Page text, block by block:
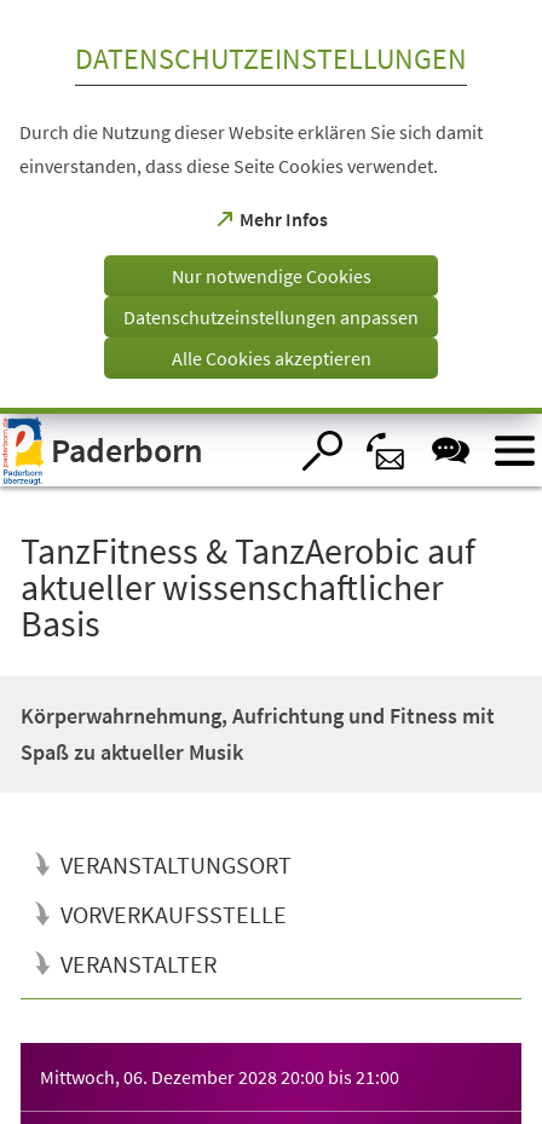
Visuelle
Assistenzsoftware
öffnen.
DATENSCHUTZEINSTELLUNGEN
Durch die Nutzung dieser Website erklären Sie sich damit
einverstanden, dass diese Seite Cookies verwendet.
Mehr Infos
(Öffnet
einem
Tab)
Nur notwendige Cookies
Datenschutzeinstellungen anpassen
Alle Cookies akzeptieren
Paderborn
TanzFitness & TanzAerobic auf
aktueller wissenschaftlicher
Basis
Körperwahrnehmung, Aufrichtung und Fitness mit
Spaß zu aktueller Musik
VERANSTALTUNGSORT
VORVERKAUFSSTELLE
VERANSTALTER
Mittwoch, 06. Dezember 202820:00 bis21:00